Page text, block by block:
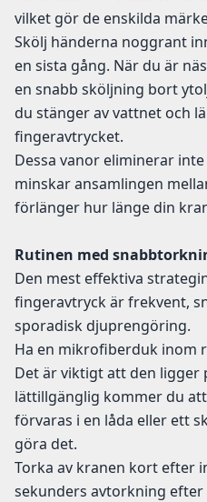
vilket gör de enskilda
Skölj händerna noggrant
en sista gång. När du är
en snabb sköljning bort
du stänger av vattnet och
fingeravtrycket.
Dessa vanor eliminerar
minskar ansamlingen
förlänger hur länge din
Rutinen med
Den mest effektiva
fingeravtryck är frekvent,
sporadisk djuprengöring.
Ha en mikrofiberduk inom
Det är viktigt att den ligger
lättillgänglig kommer du
förvaras i en låda eller ett
göra det.
Torka av kranen kort efter
sekunders avtorkning